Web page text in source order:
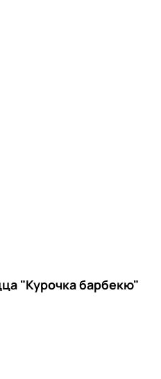
"Курочка барбекю"